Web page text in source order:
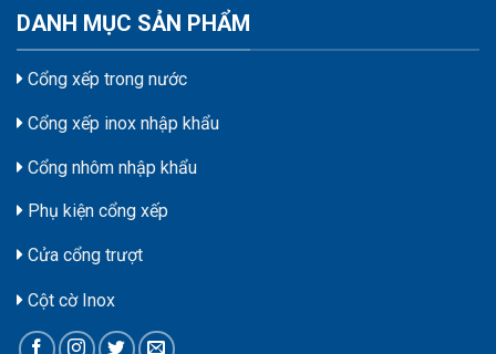
DANH MỤC SẢN PHẨM
Cổng xếp trong nước
Cổng xếp inox nhập khẩu
Cổng nhôm nhập khẩu
Phụ kiện cổng xếp
Cửa cổng trượt
Cột cờ Inox